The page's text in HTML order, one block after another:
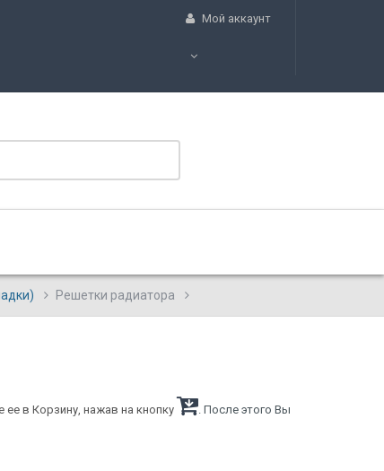
Мой аккаунт
Решетки радиатора
в Корзину, нажав на кнопку
. После этого Вы